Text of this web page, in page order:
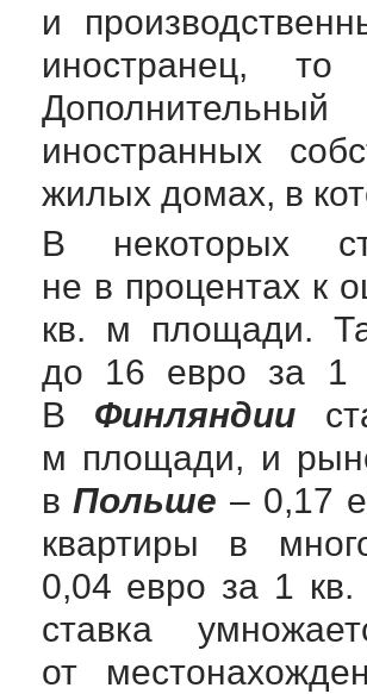
и
иностранец,
иностранных
жилых домах, в
В некоторых
не в процентах к
кв. м площади.
до 16 евро за 1
В Финляндии
м площади, и
вПольше – 0,17
квартиры в
0,04 евро за 1
ставка
от